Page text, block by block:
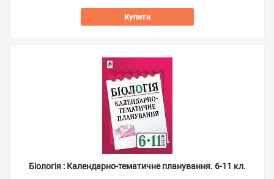
Купити
Біологія : Календарно-тематичне планування. 6-11 кл.